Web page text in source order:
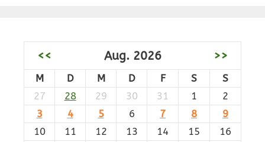
<< Aug. 2026 >>
M D M D F S
S
27
28 29 30 31 1
2
3
4 5 6 7 8
9
10
11 12 13 14 15
16